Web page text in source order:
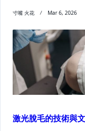
寸嘴 火花 Mar 6, 2026
激光脫毛的技術與